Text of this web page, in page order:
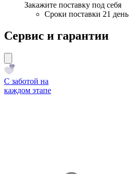
Закажите поставку под себя
Сроки поставки 21 день
Сервис и гарантии
С заботой на
каждом этапе